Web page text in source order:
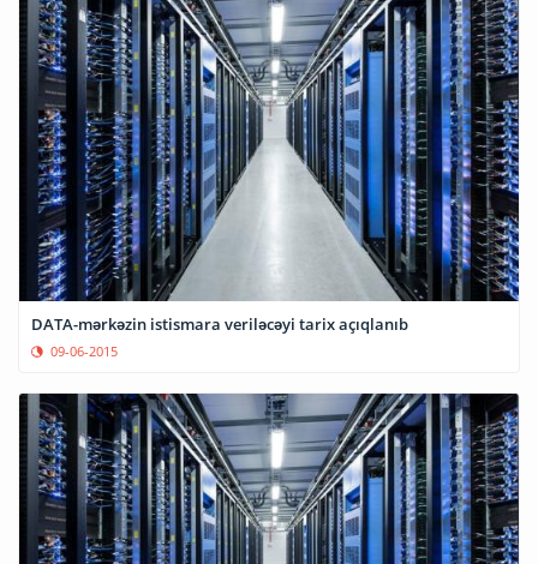
DATA-mərkəzin istismara veriləcəyi tarix açıqlanıb
09-06-2015